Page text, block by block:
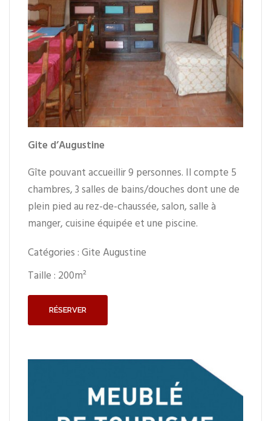
Gite d’Augustine
Gîte pouvant accueillir 9 personnes. Il compte 5
chambres, 3 salles de bains/douches dont une de
plein pied au rez-de-chaussée, salon, salle à
manger, cuisine équipée et une piscine.
Catégories :Gite Augustine
Taille : 200m²
RÉSERVER